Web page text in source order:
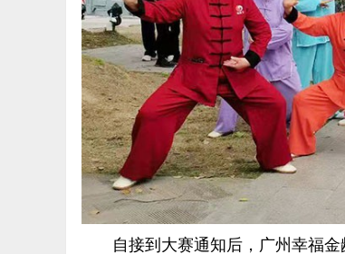
自接到大赛通知后，广州幸福金